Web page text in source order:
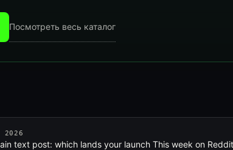
Посмотреть весь каталог
2026
text post: which lands your launch This week on